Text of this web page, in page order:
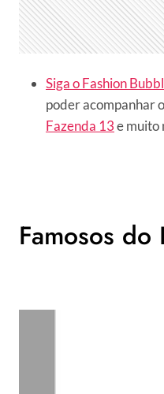
Siga o Fashion
poder acompanhar
Fazenda 13e muito
Famosos do